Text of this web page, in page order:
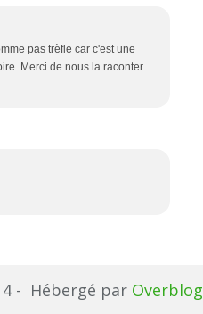
pas trèfle car c'est une
Merci de nous la raconter.
- Hébergé par Overblog